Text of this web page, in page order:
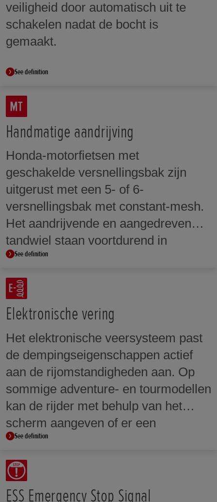
veiligheid door automatisch uit te
schakelen nadat de bocht is
gemaakt.
See definition
Handmatige aandrijving
Honda-motorfietsen met
geschakelde versnellingsbak zijn
uitgerust met een 5- of 6-
versnellingsbak met constant-mesh.
Het aandrijvende en aangedreven
tandwiel staan voortdurend in
contact, maar draaien vrij op een
tandwielas totdat ze worden
vergrendeld via een schuifkoppeling
met tanden. Dat garandeert soepel
en sequentieel schakelen.
See definition
Elektronische vering
Het elektronische veersysteem past
de dempingseigenschappen actief
aan de rijomstandigheden aan. Op
sommige adventure- en tourmodellen
kan de rijder met behulp van het
scherm aangeven of er een
passagier en/of bagage wordt
vervoerd. Het systeem past dan
automatisch de demping aan.
See definition
ESS Emergency Stop Signal